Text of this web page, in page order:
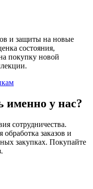
и защиты на новые
состояния,
покупку новой
именно у нас?
сотрудничества.
заказов и
закупках. Покупайте